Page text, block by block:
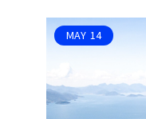
MAY 14